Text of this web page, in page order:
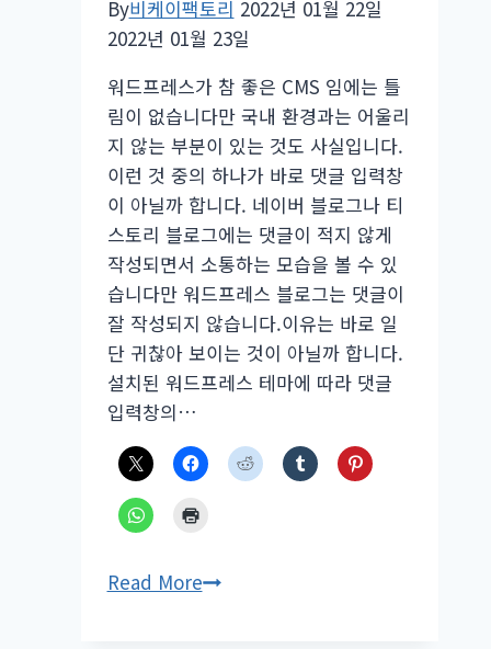
By비케이팩토리 2022년 01월 22일
2022년 01월 23일
워드프레스가 참 좋은 CMS 임에는 틀
림이 없습니다만 국내 환경과는 어울리
지 않는 부분이 있는 것도 사실입니다.
이런 것 중의 하나가 바로 댓글 입력창
이 아닐까 합니다. 네이버 블로그나 티
스토리 블로그에는 댓글이 적지 않게
작성되면서 소통하는 모습을 볼 수 있
습니다만 워드프레스 블로그는 댓글이
잘 작성되지 않습니다.이유는 바로 일
단 귀찮아 보이는 것이 아닐까 합니다.
설치된 워드프레스 테마에 따라 댓글
입력창의…
Read More워